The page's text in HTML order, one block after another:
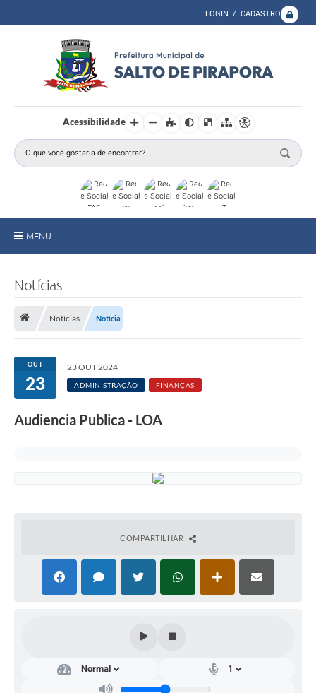
LOGIN / CADASTRO
Acessibilidade
MENU
Licitação e Compras
A Nossa Cidade
Galeria de Fotos
Notícias
Notícias Notícia
OUT
23
23 OUT 2024
ADMINISTRAÇÃO FINANÇAS
Audiencia Publica - LOA
COMPARTILHAR